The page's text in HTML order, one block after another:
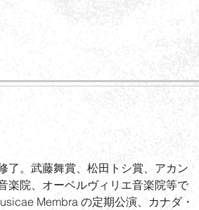
了。武藤舞賞、松田トシ賞、アカン
楽院、オーベルヴィリエ音楽院等で
Membra の定期公演、カナダ・